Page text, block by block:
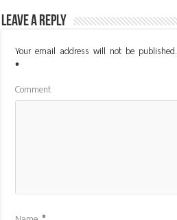
Leave a Reply
Your email address will not be published.
*
Comment